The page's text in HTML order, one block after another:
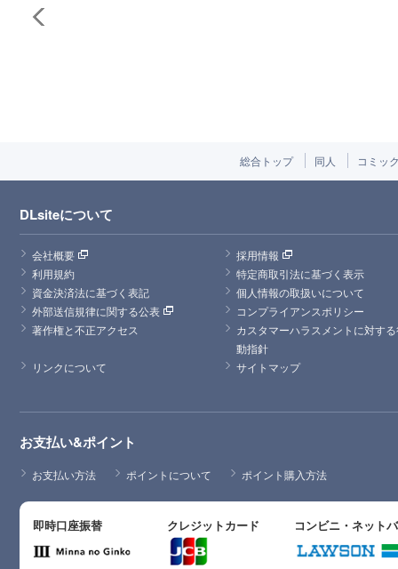
総合トップ 同人 コミッ
DLsiteについて
会社概要
採用情報
利用規約
特定商取引法に基づく表示
資金決済法に基づく表記
個人情報の取扱いについて
外部送信規律に関する公表
コンプライアンスポリシー
著作権と不正アクセス
カスタマーハラスメントに対す
動指針
リンクについて
サイトマップ
お支払い&ポイント
お支払い方法 ポイントについて ポイント購入方法
即時口座振替 クレジットカード コンビニ・ネット